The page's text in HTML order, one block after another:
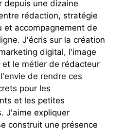
depuis une dizaine
rédaction, stratégie
et accompagnement de
J'écris sur la création
digital, l'image
et le métier de rédacteur
de rendre ces
pour les
et les petites
J'aime expliquer
construit une présence